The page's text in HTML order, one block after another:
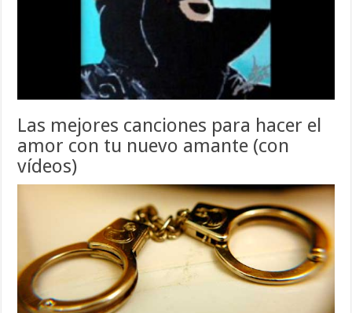
Las mejores canciones para hacer el
amor con tu nuevo amante (con
vídeos)